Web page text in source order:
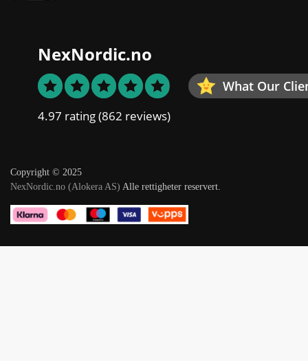
NexNordic.no
What Our
4.97 rating(862 reviews)
Copyright © 2025
NexNordic.no (Alokera AS) Alle rettigheter reservert.